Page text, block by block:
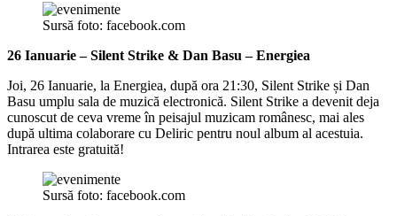
Sursă foto: facebook.com
26 Ianuarie – Silent Strike & Dan Basu – Energiea
Joi, 26 Ianuarie, la Energiea, după ora 21:30, Silent Strike și Dan
Basu umplu sala de muzică electronică. Silent Strike a devenit deja
cunoscut de ceva vreme în peisajul muzicam românesc, mai ales
după ultima colaborare cu Deliric pentru noul album al acestuia.
Intrarea este gratuită!
Sursă foto: facebook.com